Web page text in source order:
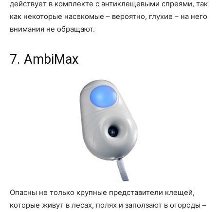
действует в комплекте с антиклещевыми спреями, так
как некоторые насекомые – вероятно, глухие – на него
внимания не обращают.
7. AmbiMax
Опасны не только крупные представители клещей,
которые живут в лесах, полях и заползают в огороды –